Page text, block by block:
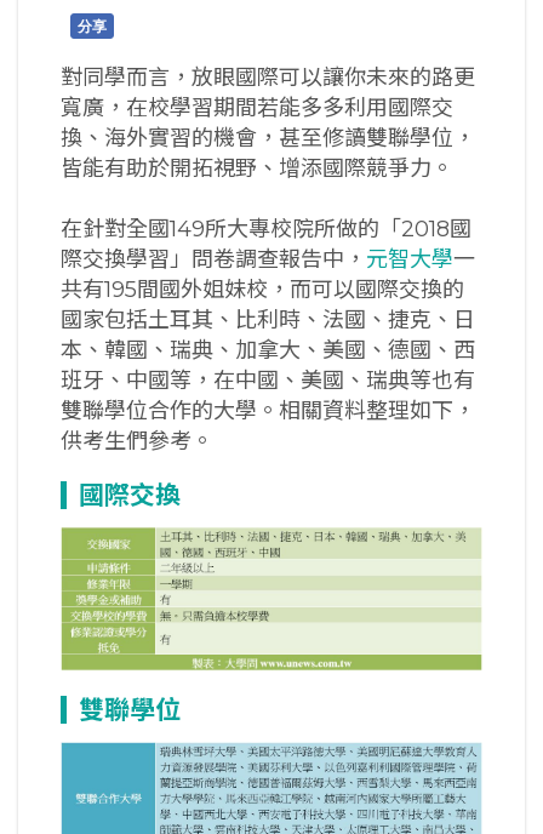
分享
對同學而言，放眼國際可以讓你未來的路更
寬廣，在校學習期間若能多多利用國際交
換、海外實習的機會，甚至修讀雙聯學位，
皆能有助於開拓視野、增添國際競爭力。
在針對全國149所大專校院所做的「2018國
際交換學習」問卷調查報告中， 元智大學一
共有195間國外姐妹校，而可以國際交換的
國家包括土耳其、比利時、法國、捷克、日
本、韓國、瑞典、加拿大、美國、德國、西
班牙、中國等，在中國、美國、瑞典等也有
雙聯學位合作的大學。相關資料整理如下，
供考生們參考。
國際交換
雙聯學位